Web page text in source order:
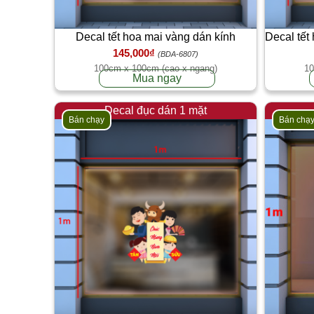
Decal tết hoa mai vàng dán kính
145,000₫ (BDA-6807)
100cm x 100cm (cao x ngang)
Mua ngay
Decal tết
Decal đục dán 1 mặt
Bán chạy Bán chạy